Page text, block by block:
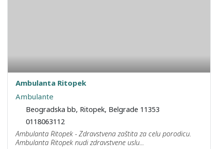
Ambulanta Ritopek
Ambulante
Beogradska bb, Ritopek, Belgrade 11353
0118063112
Ambulanta Ritopek - Zdravstvena zaštita za celu porodicu.
Ambulanta Ritopek nudi zdravstvene uslu...